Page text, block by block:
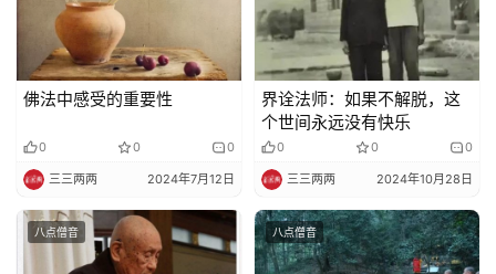
佛法中感受的重要性
0 0 0
三三两两 2024年7月12日
界诠法师：如果不解脱，这
个世间永远没有快乐
0 0 0
三三两两 2024年10月28日
八点僧音 八点僧音